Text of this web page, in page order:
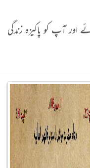
آپ کو پاکیزہ زندگی